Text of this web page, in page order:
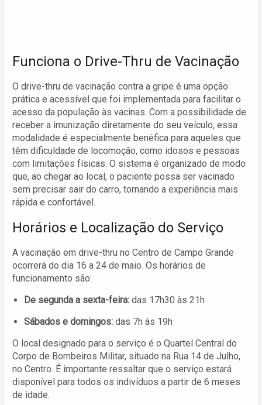
Funciona o Drive-Thru de Vacinação
O drive-thru de vacinação contra a gripe é uma opção
prática e acessível que foi implementada para facilitar o
acesso da população às vacinas. Com a possibilidade de
receber a imunização diretamente do seu veículo, essa
modalidade é especialmente benéfica para aqueles que
têm dificuldade de locomoção, como idosos e pessoas
com limitações físicas. O sistema é organizado de modo
que, ao chegar ao local, o paciente possa ser vacinado
sem precisar sair do carro, tornando a experiência mais
rápida e confortável.
Horários e Localização do Serviço
A vacinação em drive-thru no Centro de Campo Grande
ocorrerá do dia 16 a 24 de maio. Os horários de
funcionamento são:
De segunda a sexta-feira: das 17h30 às 21h
Sábados e domingos: das 7h às 19h
O local designado para o serviço é o Quartel Central do
Corpo de Bombeiros Militar, situado na Rua 14 de Julho,
no Centro. É importante ressaltar que o serviço estará
disponível para todos os indivíduos a partir de 6 meses
de idade.